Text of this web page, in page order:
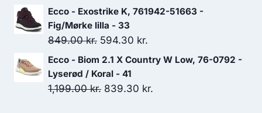
499.00 kr..
oprindelige
pris
var:
799.00 kr..
aktuelle
559.30 kr..
Ecco - Exostrike K, 761942-51663 -
Fig/Mørke lilla - 33
849.00kr. Den
oprindelige
pris
var:
594.30 kr.
aktuelle
er:
Ecco - Biom 2.1 X Country W Low, 76-0792 -
Lyserød / Koral - 41
1,199.00kr. Den
839.30 kr.